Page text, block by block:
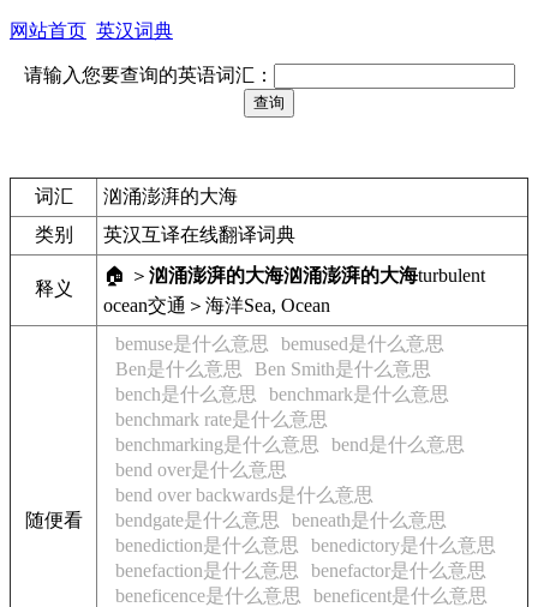
网站首页 英汉词典
请输入您要查询的英语词汇：
词汇
汹涌澎湃的大海
类别
英汉互译在线翻译词典
释义
🏠 ＞ 汹涌澎湃的大海汹涌澎湃的大海turbulent
ocean交通＞海洋Sea, Ocean
随便看
bemuse是什么意思
bemused是什么意思
Ben是什么意思
Ben Smith是什么意思
bench是什么意思
benchmark是什么意思
benchmark rate是什么意思
benchmarking是什么意思
bend是什么意思
bend over是什么意思
bend over backwards是什么意思
bendgate是什么意思
beneath是什么意思
benediction是什么意思
benedictory是什么意思
benefaction是什么意思
benefactor是什么意思
beneficence是什么意思
beneficent是什么意思